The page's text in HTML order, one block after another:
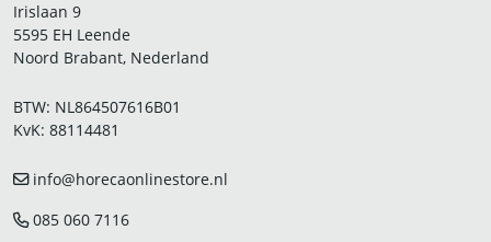
Irislaan 9
5595 EH Leende
Noord Brabant, Nederland
BTW: NL864507616B01
KvK: 88114481
info@horecaonlinestore.nl
085 060 7116